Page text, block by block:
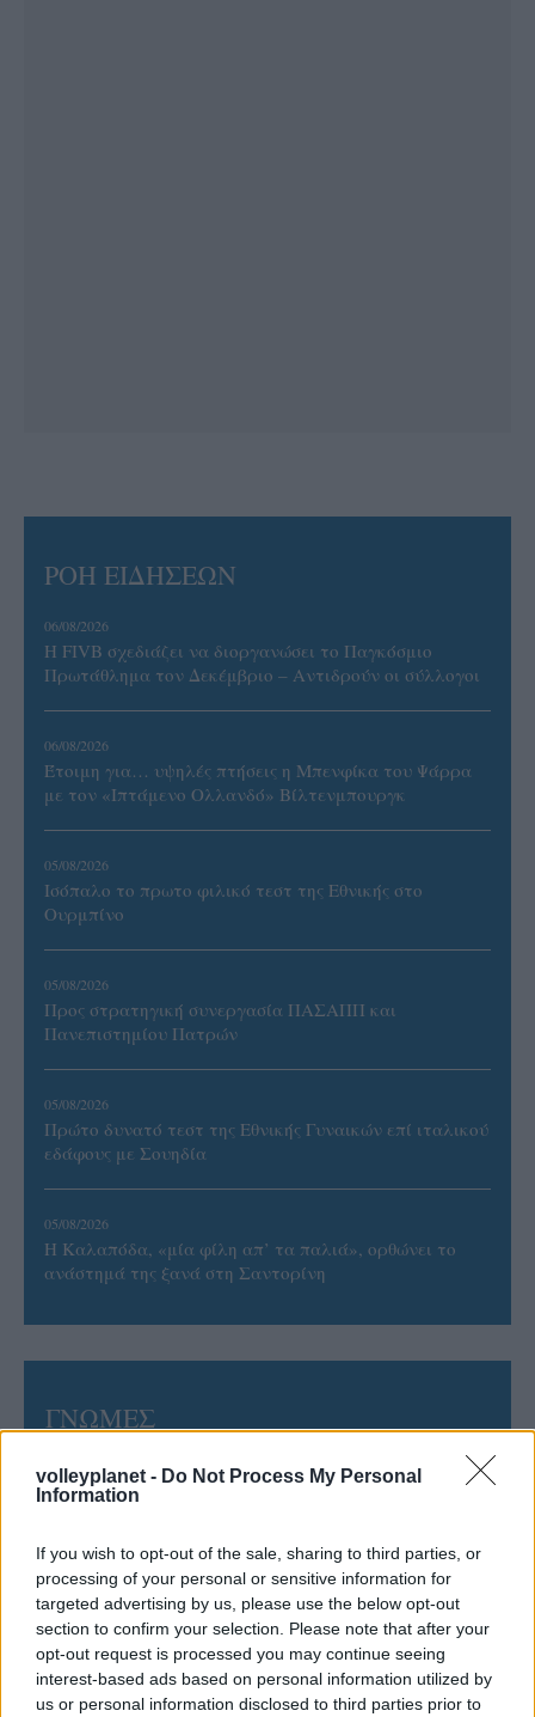
volleyplanet - Do Not Process My Personal
Information
If you wish to opt-out of the sale, sharing to third parties, or
processing of your personal or sensitive information for
targeted advertising by us, please use the below opt-out
section to confirm your selection. Please note that after your
opt-out request is processed you may continue seeing
interest-based ads based on personal information utilized by
us or personal information disclosed to third parties prior to
ΡΟΗ ΕΙΔΗΣΕΩΝ
06/08/2026
Η FIVB σχεδιάζει να διοργανώσει το Παγκόσμιο
Πρωτάθλημα τον Δεκέμβριο – Αντιδρούν οι σύλλογοι
06/08/2026
Έτοιμη για… υψηλές πτήσεις η Μπενφίκα του Ψάρρα
με τον «Ιπτάμενο Ολλανδό» Βίλτενμπουργκ
05/08/2026
Ισόπαλο το πρωτο φιλικό τεστ της Εθνικής στο
Ουρμπίνο
05/08/2026
Προς στρατηγική συνεργασία ΠΑΣΑΠΠ και
Πανεπιστημίου Πατρών
05/08/2026
Πρώτο δυνατό τεστ της Εθνικής Γυναικών επί ιταλικού
εδάφους με Σουηδία
05/08/2026
Η Καλαπόδα, «μία φίλη απ’ τα παλιά», ορθώνει το
ανάστημά της ξανά στη Σαντορίνη
ΓΝΩΜΕΣ
Από την Περούτζια του 2000
στο σήμερα: Tο τρίτο
ευρωπαϊκό ραντεβού του
Παναθηναϊκού με την
ιστορία